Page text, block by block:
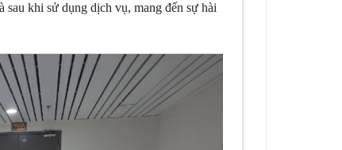
khi sử dụng dịch vụ, mang đến sự hài